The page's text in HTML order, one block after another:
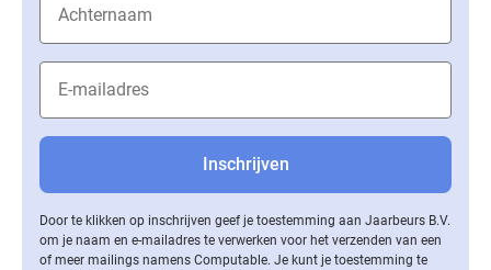
Door te klikken op inschrijven geef je toestemming aan Jaarbeurs B.V.
om je naam en e-mailadres te verwerken voor het verzenden van een
of meer mailings namens Computable. Je kunt je toestemming te